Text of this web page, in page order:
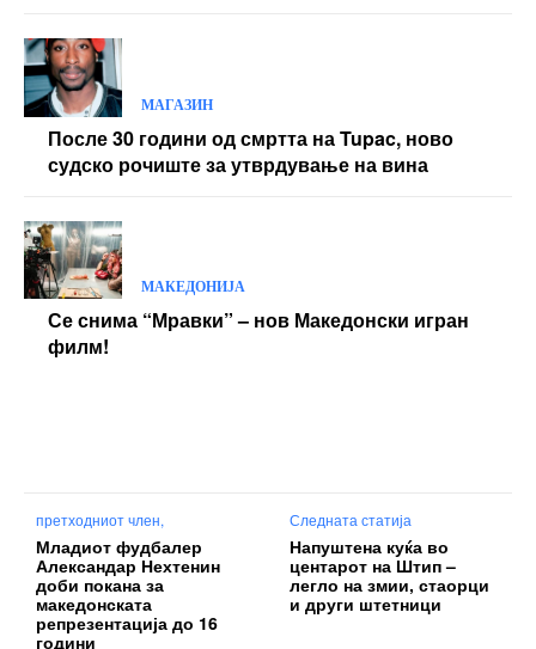
МАГАЗИН
После 30 години од смртта на Tupac, ново
судско рочиште за утврдување на вина
МАКЕДОНИЈА
Се снима “Мравки” – нов Македонски игран
филм!
претходниот член,
Младиот фудбалер
Александар Нехтенин
доби покана за
македонската
репрезентација до 16
години
Следната статија
Напуштена куќа во
центарот на Штип –
легло на змии, стаорци
и други штетници